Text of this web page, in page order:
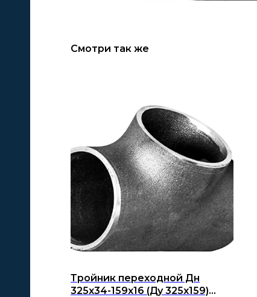
Смотри так же
Тройник переходной Дн
325х34-159х16 (Ду 325х159)